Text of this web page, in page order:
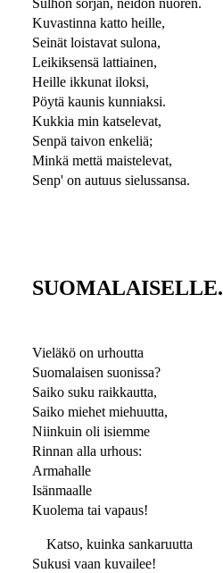
Sulhon sorjan, neidon nuoren.
Kuvastinna katto heille,
Seinät loistavat sulona,
Leikiksensä lattiainen,
Heille ikkunat iloksi,
Pöytä kaunis kunniaksi.
Kukkia min katselevat,
Senpä taivon enkeliä;
Minkä mettä maistelevat,
Senp' on autuus sielussansa.
SUOMALAISELLE.
Vieläkö on urhoutta
Suomalaisen suonissa?
Saiko suku raikkautta,
Saiko miehet miehuutta,
Niinkuin oli isiemme
Rinnan alla urhous:
Armahalle
Isänmaalle
Kuolema tai vapaus!
Katso, kuinka sankaruutta
Sukusi vaan kuvailee!